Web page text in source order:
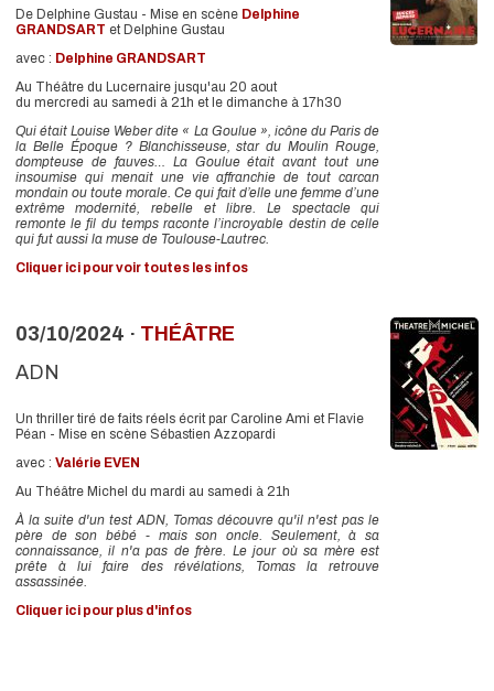
De Delphine Gustau - Mise en scène Delphine
GRANDSART et Delphine Gustau
avec : Delphine GRANDSART
Au Théâtre du Lucernaire jusqu'au 20 aout
du mercredi au samedi à 21h et le dimanche à 17h30
Qui était Louise Weber dite « La Goulue », icône du Paris de
la Belle Époque ? Blanchisseuse, star du Moulin Rouge,
dompteuse de fauves… La Goulue était avant tout une
insoumise qui menait une vie affranchie de tout carcan
mondain ou toute morale. Ce qui fait d’elle une femme d’une
extrême modernité, rebelle et libre. Le spectacle qui
remonte le fil du temps raconte l’incroyable destin de celle
qui fut aussi la muse de Toulouse-Lautrec.
Cliquer ici pour voir toutes les infos
03/10/2024 · THÉÂTRE
ADN
Un thriller tiré de faits réels écrit par Caroline Ami et Flavie
Péan - Mise en scène Sébastien Azzopardi
avec : Valérie EVEN
Au Théâtre Michel du mardi au samedi à 21h
À la suite d'un test ADN, Tomas découvre qu'il n'est pas le
père de son bébé - mais son oncle. Seulement, à sa
connaissance, il n'a pas de frère. Le jour où sa mère est
prête à lui faire des révélations, Tomas la retrouve
assassinée.
Cliquer ici pour plus d'infos